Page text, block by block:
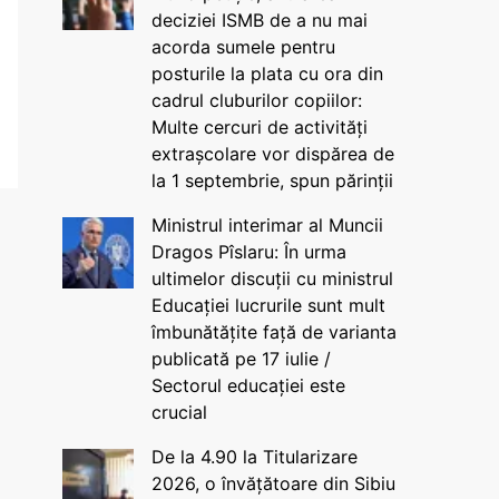
deciziei ISMB de a nu mai
acorda sumele pentru
posturile la plata cu ora din
cadrul cluburilor copiilor:
Multe cercuri de activități
extrașcolare vor dispărea de
la 1 septembrie, spun părinții
Ministrul interimar al Muncii
Dragos Pîslaru: În urma
ultimelor discuții cu ministrul
Educației lucrurile sunt mult
îmbunătățite față de varianta
publicată pe 17 iulie /
Sectorul educației este
crucial
De la 4.90 la Titularizare
2026, o învățătoare din Sibiu